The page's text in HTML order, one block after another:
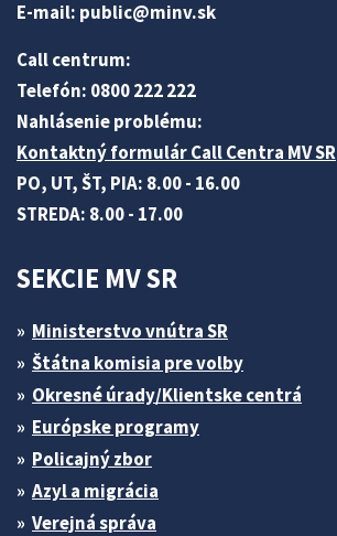
E-mail: public@minv.sk
Call centrum:
Telefón: 0800 222 222
Nahlásenie problému:
Kontaktný formulár Call Centra MV SR
PO, UT, ŠT, PIA: 8.00 - 16.00
STREDA: 8.00 - 17.00
SEKCIE MV SR
Ministerstvo vnútra SR
Štátna komisia pre volby
Okresné úrady/Klientske centrá
Európske programy
Policajný zbor
Azyl a migrácia
Verejná správa